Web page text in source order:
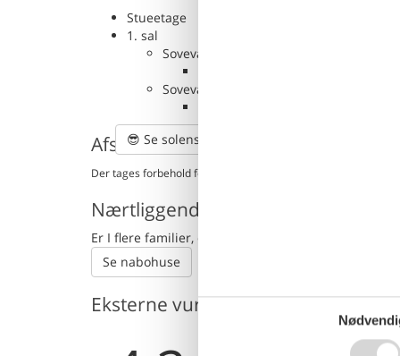
Stueetage
1. sal
Soveværelse
Soveværelse
Afstande fra ferieboligen og
😎 Se solens bane
Der tages forbehold for evt. fejlplacering. Husadressen
Nærtliggende sommerhuse
Er I flere familier, der gerne vil bo tæt på hinanden
Se nabohuse
Eksterne vurderinger